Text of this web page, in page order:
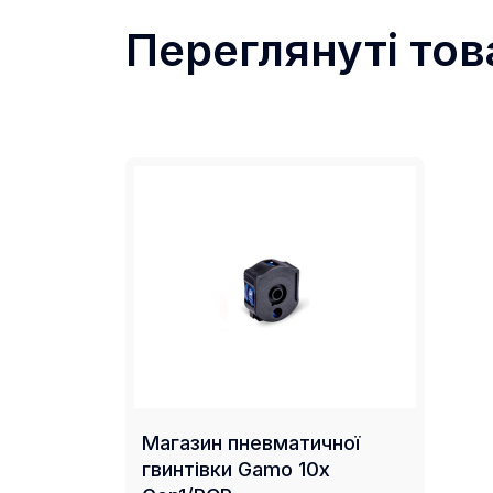
Переглянуті
Магазин пневматичної
гвинтівки Gamo 10x